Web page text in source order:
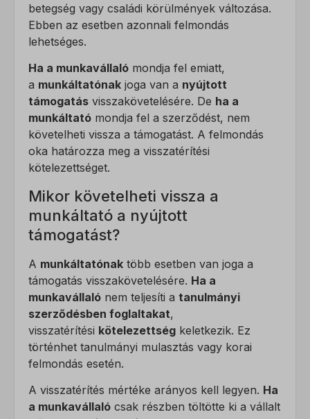
betegség vagy családi körülmények változása.
Ebben az esetben azonnali felmondás
lehetséges.
Ha a munkavállaló mondja fel emiatt,
a munkáltatónak joga van a nyújtott
támogatás visszakövetelésére. De ha a
munkáltató mondja fel a szerződést, nem
követelheti vissza a támogatást. A felmondás
oka határozza meg a visszatérítési
kötelezettséget.
Mikor követelheti vissza a
munkáltató a nyújtott
támogatást?
A munkáltatónak több esetben van joga a
támogatás visszakövetelésére. Ha a
munkavállaló nem teljesíti a tanulmányi
szerződésben foglaltakat,
visszatérítési kötelezettség keletkezik. Ez
történhet tanulmányi mulasztás vagy korai
felmondás esetén.
A visszatérítés mértéke arányos kell legyen. Ha
a munkavállaló csak részben töltötte ki a vállalt